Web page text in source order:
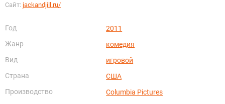
Сайт: jackandjill.ru/
Год
2011
Жанр
комедия
Вид
игровой
Страна
США
Производство
Columbia Pictures